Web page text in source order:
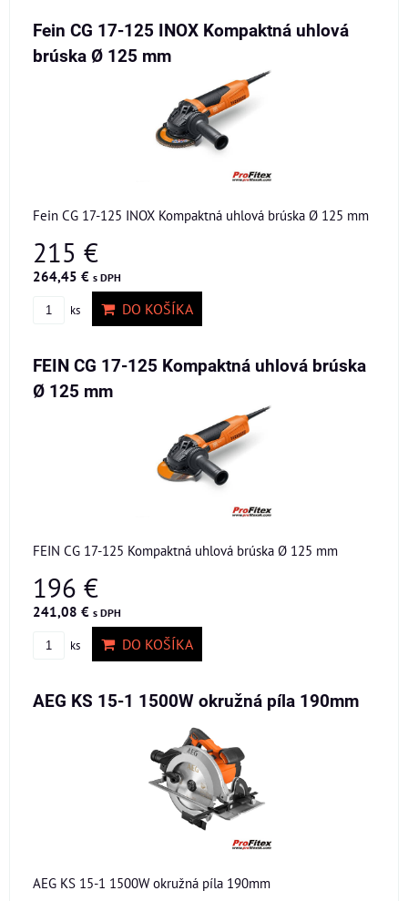
Fein CG 17-125 INOX Kompaktná uhlová
brúska Ø 125 mm
Fein CG 17-125 INOX Kompaktná uhlová brúska Ø 125 mm
215 €
264,45 € s DPH
ks DO KOŠÍKA
FEIN CG 17-125 Kompaktná uhlová brúska
Ø 125 mm
FEIN CG 17-125 Kompaktná uhlová brúska Ø 125 mm
196 €
241,08 € s DPH
ks DO KOŠÍKA
AEG KS 15-1 1500W okružná píla 190mm
AEG KS 15-1 1500W okružná píla 190mm